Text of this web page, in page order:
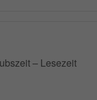
– Lesezeit